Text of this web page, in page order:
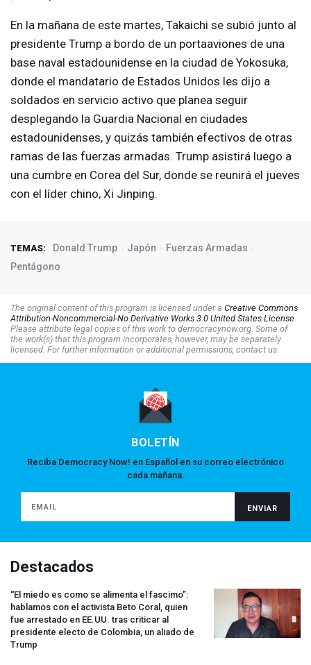
En la mañana de este martes, Takaichi se subió junto al
presidente Trump a bordo de un portaaviones de una
base naval estadounidense en la ciudad de Yokosuka,
donde el mandatario de Estados Unidos les dijo a
soldados en servicio activo que planea seguir
desplegando la Guardia Nacional en ciudades
estadounidenses, y quizás también efectivos de otras
ramas de las fuerzas armadas. Trump asistirá luego a
una cumbre en Corea del Sur, donde se reunirá el jueves
con el líder chino, Xi Jinping.
TEMAS: Donald Trump Japón
Fuerzas Armadas
Pentágono
The original content of this program is licensed under a Creative Commons
Attribution-Noncommercial-No Derivative Works 3.0 United States License.
Please attribute legal copies of this work to democracynow.org. Some of
the work(s) that this program incorporates, however, may be separately
licensed. For further information or additional permissions, contact us.
BOLETÍN
Reciba Democracy Now! en Español en su correo electrónico
cada mañana.
Destacados
“El miedo es como se alimenta el fascimo”:
hablamos con el activista Beto Coral, quien
fue arrestado en EE.UU. tras criticar al
presidente electo de Colombia, un aliado de
Trump